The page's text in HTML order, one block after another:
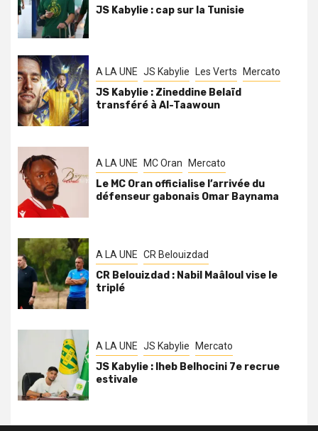
JS Kabylie : cap sur la Tunisie
A LA UNE JS Kabylie Les Verts Mercato
JS Kabylie : Zineddine Belaïd
transféré à Al-Taawoun
A LA UNE MC Oran Mercato
Le MC Oran officialise l’arrivée du
défenseur gabonais Omar Baynama
A LA UNE CR Belouizdad
CR Belouizdad : Nabil Maâloul vise le
triplé
A LA UNE JS Kabylie Mercato
JS Kabylie : Iheb Belhocini 7e recrue
estivale